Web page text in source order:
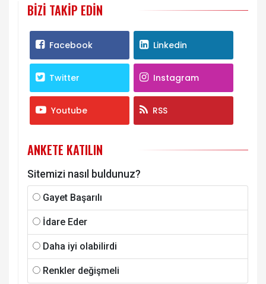
BIZI TAKIP EDIN
Facebook Linkedin
Twitter Instagram
Youtube RSS
ANKETE KATILIN
Sitemizi nasıl buldunuz?
Gayet Başarılı
İdare Eder
Daha iyi olabilirdi
Renkler değişmeli